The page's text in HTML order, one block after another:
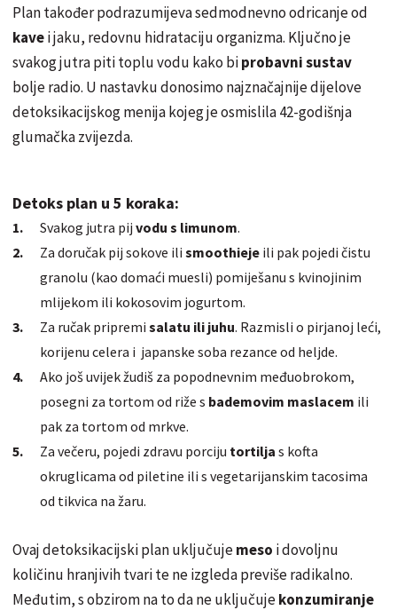
Plan također podrazumijeva sedmodnevno odricanje od
kavei jaku, redovnu hidrataciju organizma. Ključno je
svakog jutra piti toplu vodu kako biprobavni sustav
bolje radio. U nastavku donosimo najznačajnije dijelove
detoksikacijskog menija kojeg je osmislila 42-godišnja
glumačka zvijezda.
Detoks plan u 5 koraka:
Svakog jutra pij vodu s limunom.
Za doručak pij sokove ili smoothieje ili pak pojedi čistu
granolu (kao domaći muesli) pomiješanu s kvinojinim
mlijekom ili kokosovim jogurtom.
Za ručak pripremi salatu ili juhu. Razmisli o pirjanoj leći,
korijenu celera i japanske soba rezance od heljde.
Ako još uvijek žudiš za popodnevnim međuobrokom,
posegni za tortom od riže s bademovim maslacem ili
pak za tortom od mrkve.
Za večeru, pojedi zdravu porciju tortilja s kofta
okruglicama od piletine ili s vegetarijanskim tacosima
od tikvica na žaru.
Ovaj detoksikacijski plan uključujemeso i dovoljnu
količinu hranjivih tvari te ne izgleda previše radikalno.
Međutim, s obzirom na to da ne uključujekonzumiranje